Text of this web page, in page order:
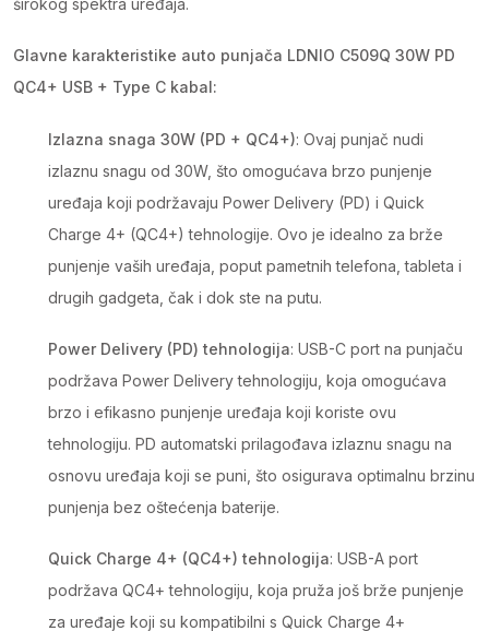
širokog spektra uređaja.
Glavne karakteristike auto punjača LDNIO C509Q 30W PD
QC4+ USB + Type C kabal:
Izlazna snaga 30W (PD + QC4+): Ovaj punjač nudi
izlaznu snagu od 30W, što omogućava brzo punjenje
uređaja koji podržavaju Power Delivery (PD) i Quick
Charge 4+ (QC4+) tehnologije. Ovo je idealno za brže
punjenje vaših uređaja, poput pametnih telefona, tableta i
drugih gadgeta, čak i dok ste na putu.
Power Delivery (PD) tehnologija: USB-C port na punjaču
podržava Power Delivery tehnologiju, koja omogućava
brzo i efikasno punjenje uređaja koji koriste ovu
tehnologiju. PD automatski prilagođava izlaznu snagu na
osnovu uređaja koji se puni, što osigurava optimalnu brzinu
punjenja bez oštećenja baterije.
Quick Charge 4+ (QC4+) tehnologija: USB-A port
podržava QC4+ tehnologiju, koja pruža još brže punjenje
za uređaje koji su kompatibilni s Quick Charge 4+